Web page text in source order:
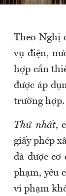
Theo Nghị
vụ điện,
hợp cần
được áp
trường hợp.
Thứ nhất,
giấy phép
đã được cơ
phạm, yêu
vi phạm